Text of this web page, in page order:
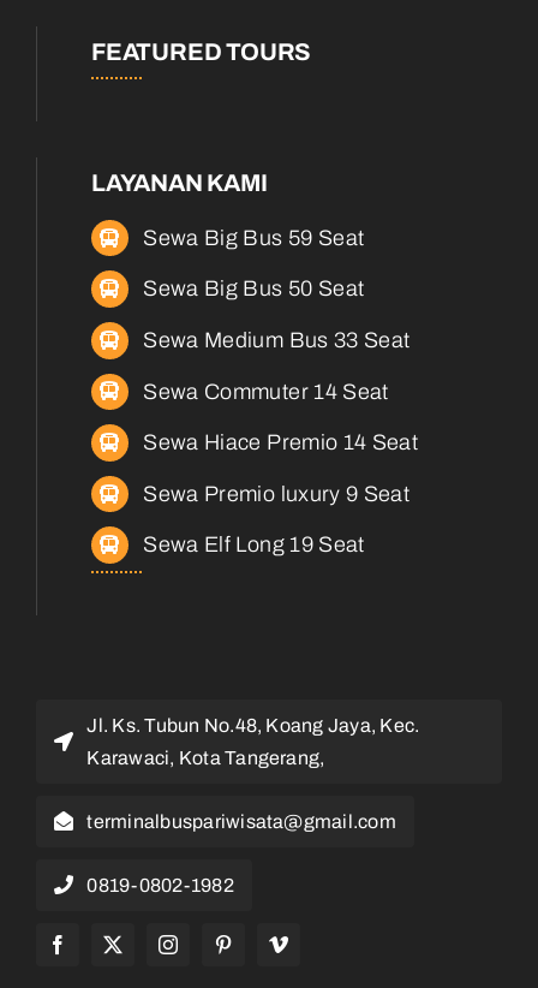
FEATURED TOURS
LAYANAN KAMI
Sewa Big Bus 59 Seat
Sewa Big Bus 50 Seat
Sewa Medium Bus 33 Seat
Sewa Commuter 14 Seat
Sewa Hiace Premio 14 Seat
Sewa Premio luxury 9 Seat
Sewa Elf Long 19 Seat
Jl. Ks. Tubun No.48, Koang Jaya, Kec.
Karawaci, Kota Tangerang,
terminalbuspariwisata@gmail.com
0819-0802-1982